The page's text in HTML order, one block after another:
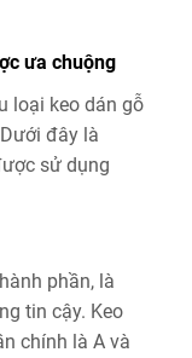
ưa chuộng
loại keo dán gỗ
đây là
sử dụng
phần, là
tin cậy. Keo
chính là A và